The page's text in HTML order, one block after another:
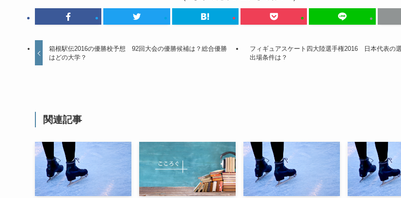
箱根駅伝2016の優勝校予想 92回大会の優勝候補は？総合優勝
はどの大学？
フィギュアスケート四大陸選手権2016 日本代表の
出場条件は？
関連記事